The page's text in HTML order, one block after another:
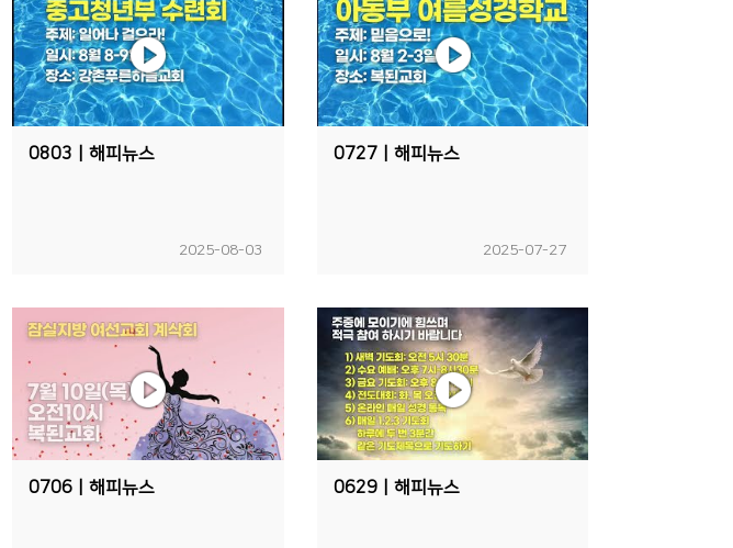
0803ㅣ해피뉴스
2025-08-03
0727ㅣ해피뉴스
2025-07-27
0706ㅣ해피뉴스 0629ㅣ해피뉴스